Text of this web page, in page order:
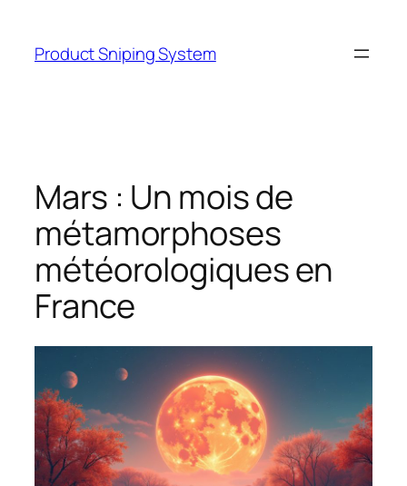
content
Product Sniping System
Mars : Un mois de
métamorphoses
météorologiques en
France